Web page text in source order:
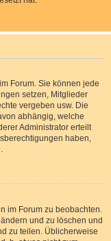
Forum. Sie können jede
setzen, Mitglieder
vergeben usw. Die
abhängig, welche
Administrator erteilt
haben,
im Forum zu beobachten.
und zu löschen und
zu teilen. Üblicherweise